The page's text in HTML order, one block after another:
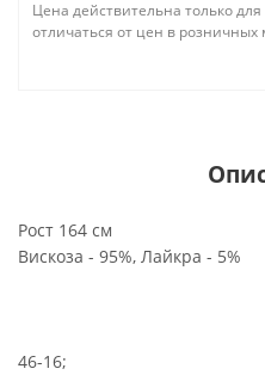
Цена действительна только
отличаться от цен в розничных
Рост 164 см
Вискоза - 95%, Лайкра - 5%
46-16;